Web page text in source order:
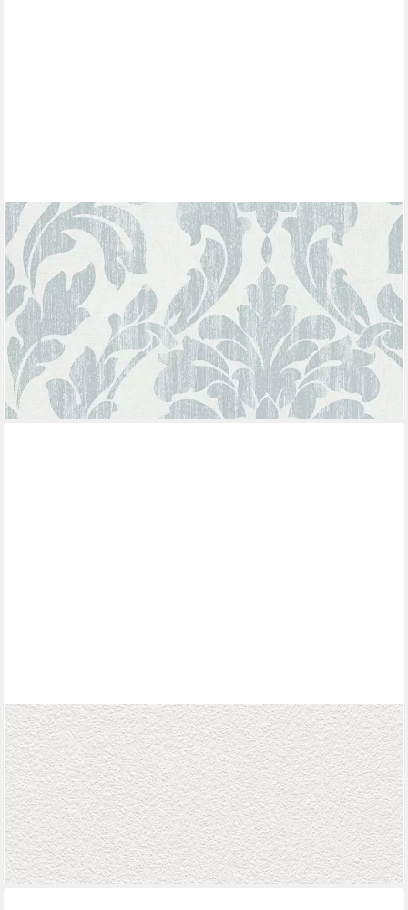
MARBURG
Vliestapete, ornamental, Ornament, moderne Tapete für
Wohnzimmer Schlafzimmer Küche
36,97 € UVP 55,95 €
(6,94 €/ 1 qm)
-34%
lieferbar - in 3-4 Werktagen bei dir
RASCH
Vliestapete Weiß mit körniger Struktur - Überstreichbar,
geprägt, einfarbig, strukturiert, Raufaser, uni, (1 Rolle, 1 St),
geprägte Strukturtapete
ab 14,95 € UVP21,95 €
(2,80 €/ 1 qm)
-32%
lieferbar - in 2-3 Werktagen bei dir